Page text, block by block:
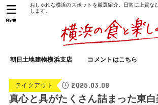
おしゃれな横浜のスポットを厳選紹介。日常に上質な
します。
朝日土地建物横浜支店 コメントはこちら
MENU
テイクアウト 2025.03.08
真心と具がたくさん詰まった東